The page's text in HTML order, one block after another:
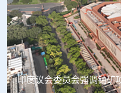
中核辐智正式设立 中国